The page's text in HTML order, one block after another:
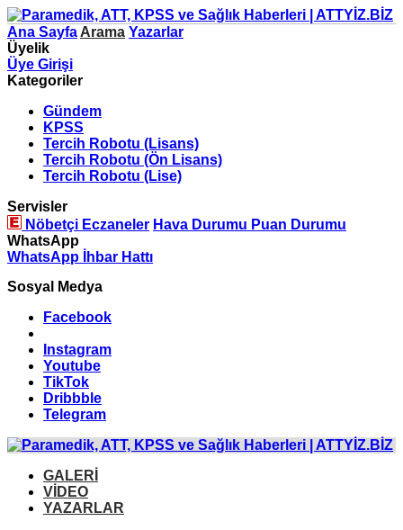
Ana Sayfa Arama Yazarlar
Üyelik
Üye Girişi
Kategoriler
Gündem
KPSS
Tercih Robotu (Lisans)
Tercih Robotu (Ön Lisans)
Tercih Robotu (Lise)
Servisler
Nöbetçi Eczaneler Hava Durumu Puan Durumu
WhatsApp
WhatsApp İhbar Hattı
Sosyal Medya
Facebook
Instagram
Youtube
TikTok
Dribbble
Telegram
GALERİ
VİDEO
YAZARLAR